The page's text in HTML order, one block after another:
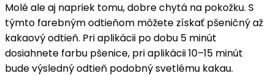
Molé ale aj napriek tomu, dobre chytá na pokožku. S
týmto farebným odtieňom môžete získať pšeničný až
kakaový odtieň. Pri aplikácii po dobu 5 minút
dosiahnete farbu pšenice, pri aplikácii 10–15 minút
bude výsledný odtieň podobný svetlému kakau.